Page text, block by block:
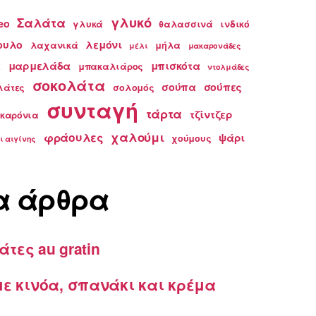
Σαλάτα γλυκά γλυκό θαλασσινά ινδικό
λαχανικά λεμόνι μέλι μήλα μακαρονάδες
μαρμελάδα μπακαλιάρος μπισκότα ντολμάδες
σοκολάτα σολομός σούπα σούπες
συνταγή τάρτα τζίντζερ
αιγίνης φράουλες χαλούμι χούμους ψάρι
άρθρα
au gratin
κινόα, σπανάκι και κρέμα